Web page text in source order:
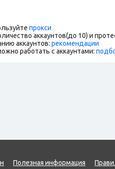
прокси
аккаунтов(до 10) и
аккаунтов: рекомендации
работать с аккаунтами:
Полезная информация